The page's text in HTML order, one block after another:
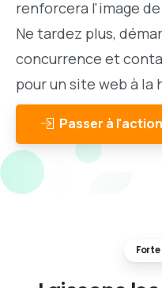
renforcera l'image
Ne tardez plus,
concurrence et
pour un site web à la
Passer à